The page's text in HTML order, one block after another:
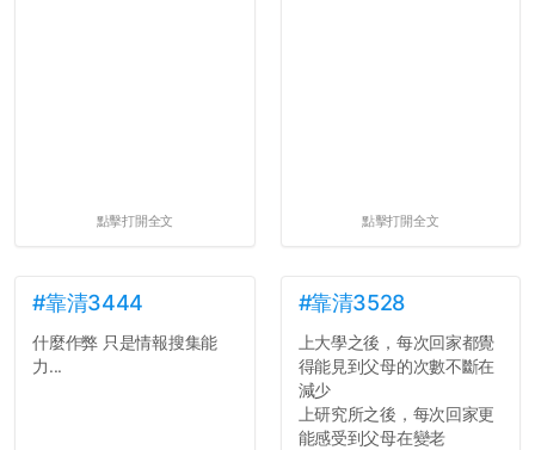
點擊打開全文 點擊打開全文
#靠清3444
什麼作弊 只是情報搜集能
力...
#靠清3528
上大學之後，每次回家都覺
得能見到父母的次數不斷在
減少
上研究所之後，每次回家更
能感受到父母在變老